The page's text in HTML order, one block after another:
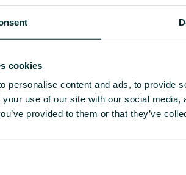
cookies
personalise content and ads, to provide
your use of our site with our social
provided to them or that they’ve